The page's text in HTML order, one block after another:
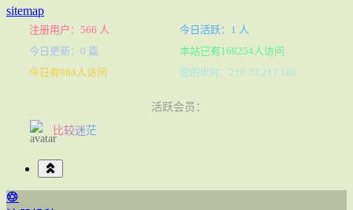
sitemap
注册用户：566 人
今日活跃：1 人
今日更新：0 篇
本站已有168254人访问
今日有984人访问
您的IP为：216.73.217.106
活跃会员：
比较迷茫